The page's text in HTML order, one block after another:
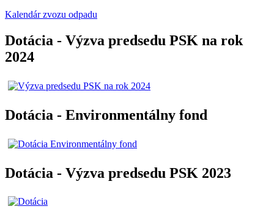
Kalendár zvozu odpadu
Dotácia - Výzva predsedu PSK na rok
2024
Dotácia - Environmentálny fond
Dotácia - Výzva predsedu PSK 2023